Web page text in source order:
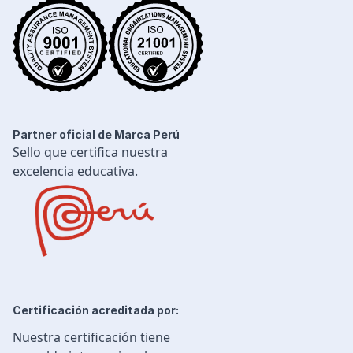
Desarrollo Profesional
Ingeniería Civil
Partner oficial de Marca Perú
Sello que certifica nuestra
excelencia educativa.
Certificación acreditada por:
Nuestra certificación tiene